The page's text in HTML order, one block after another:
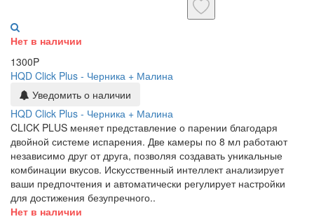
Нет в наличии
1300P
HQD Click Plus - Черника + Малина
Уведомить о наличии
HQD Click Plus - Черника + Малина
CLICK PLUS меняет представление о парении благодаря
двойной системе испарения. Две камеры по 8 мл работают
независимо друг от друга, позволяя создавать уникальные
комбинации вкусов. Искусственный интеллект анализирует
ваши предпочтения и автоматически регулирует настройки
для достижения безупречного..
Нет в наличии